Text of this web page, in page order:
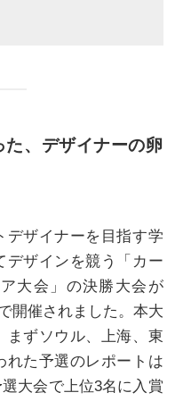
た、デザイナーの卵
デザイナーを目指す学
デザインを競う「カー
大会」の決勝大会が
開催されました。本大
まずソウル、上海、東
れた予選のレポートは
大会で上位3名に入賞